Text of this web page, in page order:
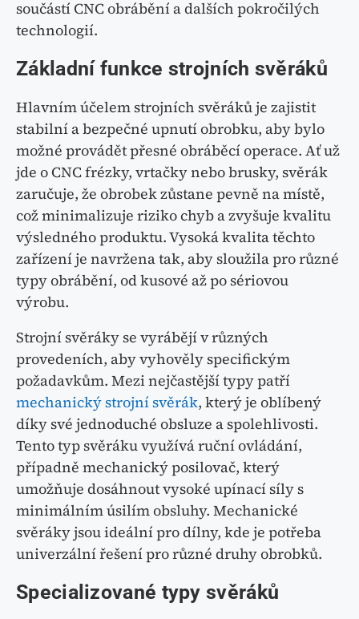
součástí CNC obrábění a dalších pokročilých
technologií.
Základní funkce strojních svěráků
Hlavním účelem strojních svěráků je zajistit
stabilní a bezpečné upnutí obrobku, aby bylo
možné provádět přesné obráběcí operace. Ať už
jde o CNC frézky, vrtačky nebo brusky, svěrák
zaručuje, že obrobek zůstane pevně na místě,
což minimalizuje riziko chyb a zvyšuje kvalitu
výsledného produktu. Vysoká kvalita těchto
zařízení je navržena tak, aby sloužila pro různé
typy obrábění, od kusové až po sériovou
výrobu.
Strojní svěráky se vyrábějí v různých
provedeních, aby vyhověly specifickým
požadavkům. Mezi nejčastější typy patří
mechanický strojní svěrák, který je oblíbený
díky své jednoduché obsluze a spolehlivosti.
Tento typ svěráku využívá ruční ovládání,
případně mechanický posilovač, který
umožňuje dosáhnout vysoké upínací síly s
minimálním úsilím obsluhy. Mechanické
svěráky jsou ideální pro dílny, kde je potřeba
univerzální řešení pro různé druhy obrobků.
Specializované typy svěráků